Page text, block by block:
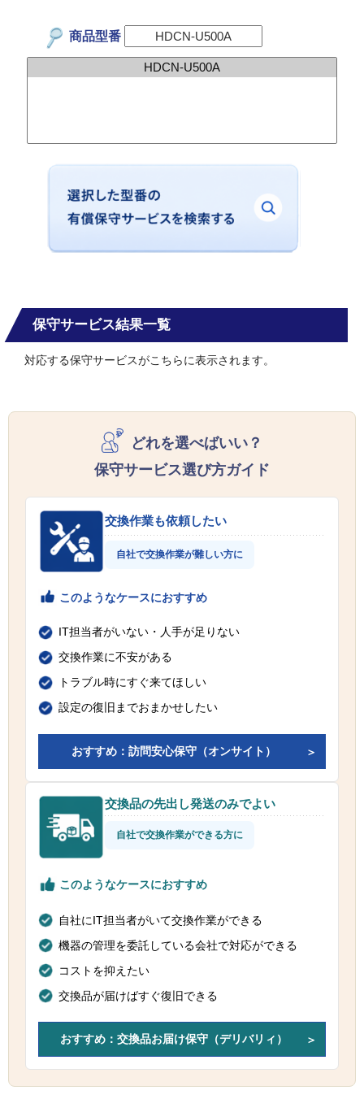
商品型番
保守サービス結果一覧
対応する保守サービスがこちらに表示されます。
どれを選べばいい？
保守サービス選び方ガイド
交換作業も依頼したい
自社で交換作業が難しい方に
このようなケースにおすすめ
IT担当者がいない・人手が足りない
交換作業に不安がある
トラブル時にすぐ来てほしい
設定の復旧までおまかせしたい
おすすめ：訪問安心保守（オンサイト）
交換品の先出し発送のみでよい
自社で交換作業ができる方に
このようなケースにおすすめ
自社にIT担当者がいて交換作業ができる
機器の管理を委託している会社で対応ができる
コストを抑えたい
交換品が届けばすぐ復旧できる
おすすめ：交換品お届け保守（デリバリィ）